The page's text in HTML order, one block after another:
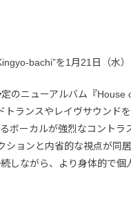
bachi”を1月21日（水）
のニューアルバム『House
トランスやレイヴサウンド
ボーカルが強烈なコントラ
ョンと内省的な視点が同
しながら、より身体的で個